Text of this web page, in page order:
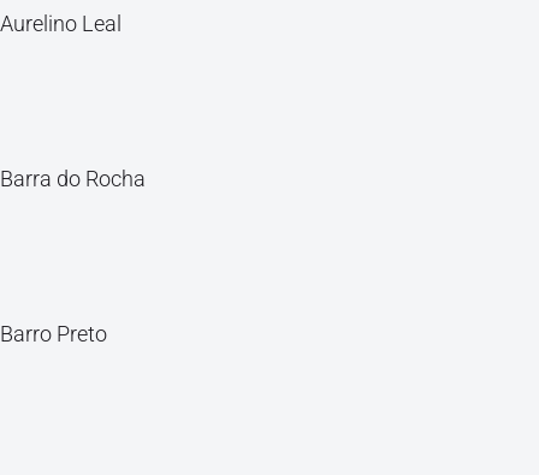
Aurelino Leal
Barra do Rocha
Barro Preto